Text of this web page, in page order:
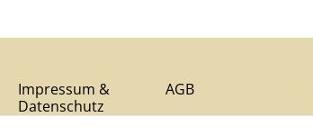
Impressum &
Datenschutz
AGB